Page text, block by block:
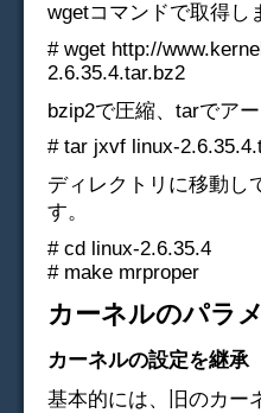
wgetコマンドで取得し
# wget http://
2.6.35.4.tar.bz2
bzip2で圧縮、tarでア
# tar jxvf linux-
ディレクトリに移動し
す。
# cd linux-2.6.35.4
# make mrproper
カーネルのパラ
カーネルの設定を継承
基本的には、旧のカー